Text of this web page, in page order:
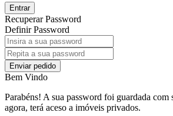
Entrar
Recuperar Password
Definir Password
Enviar pedido
Bem Vindo
Parabéns! A sua password foi guardada com
agora, terá aceso a imóveis privados.